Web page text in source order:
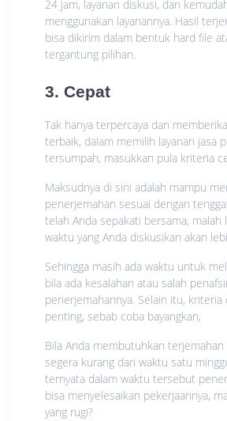
24 jam, layanan diskusi, dan
menggunakan layanannya. Hasil
bisa dikirim dalam bentuk hard file
tergantung pilihan.
3. Cepat
Tak hanya terpercaya dan
terbaik, dalam memilih layanan jasa
tersumpah, masukkan pula kriteria
Maksudnya di sini adalah mampu
penerjemahan sesuai dengan
telah Anda sepakati bersama, malah
waktu yang Anda diskusikan akan
Sehingga masih ada waktu untuk
bila ada kesalahan atau salah
penerjemahannya. Selain itu, kriteria
penting, sebab coba bayangkan,
Bila Anda membutuhkan
segera kurang dari waktu satu
ternyata dalam waktu tersebut
bisa menyelesaikan pekerjaannya,
yang rugi?